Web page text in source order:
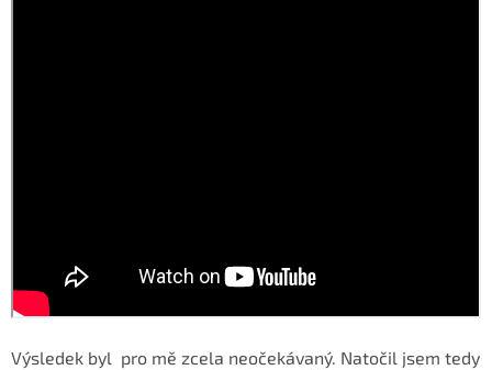
Výsledek byl pro mě zcela neočekávaný. Natočil jsem tedy